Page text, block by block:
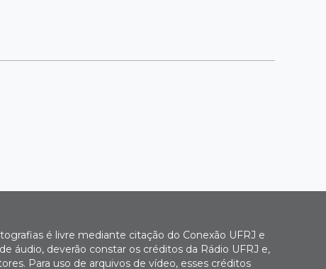
é livre mediante citação do Conexão UFRJ e
áudio, deverão constar os créditos da Rádio UFRJ e,
Para uso de arquivos de vídeo, esses créditos